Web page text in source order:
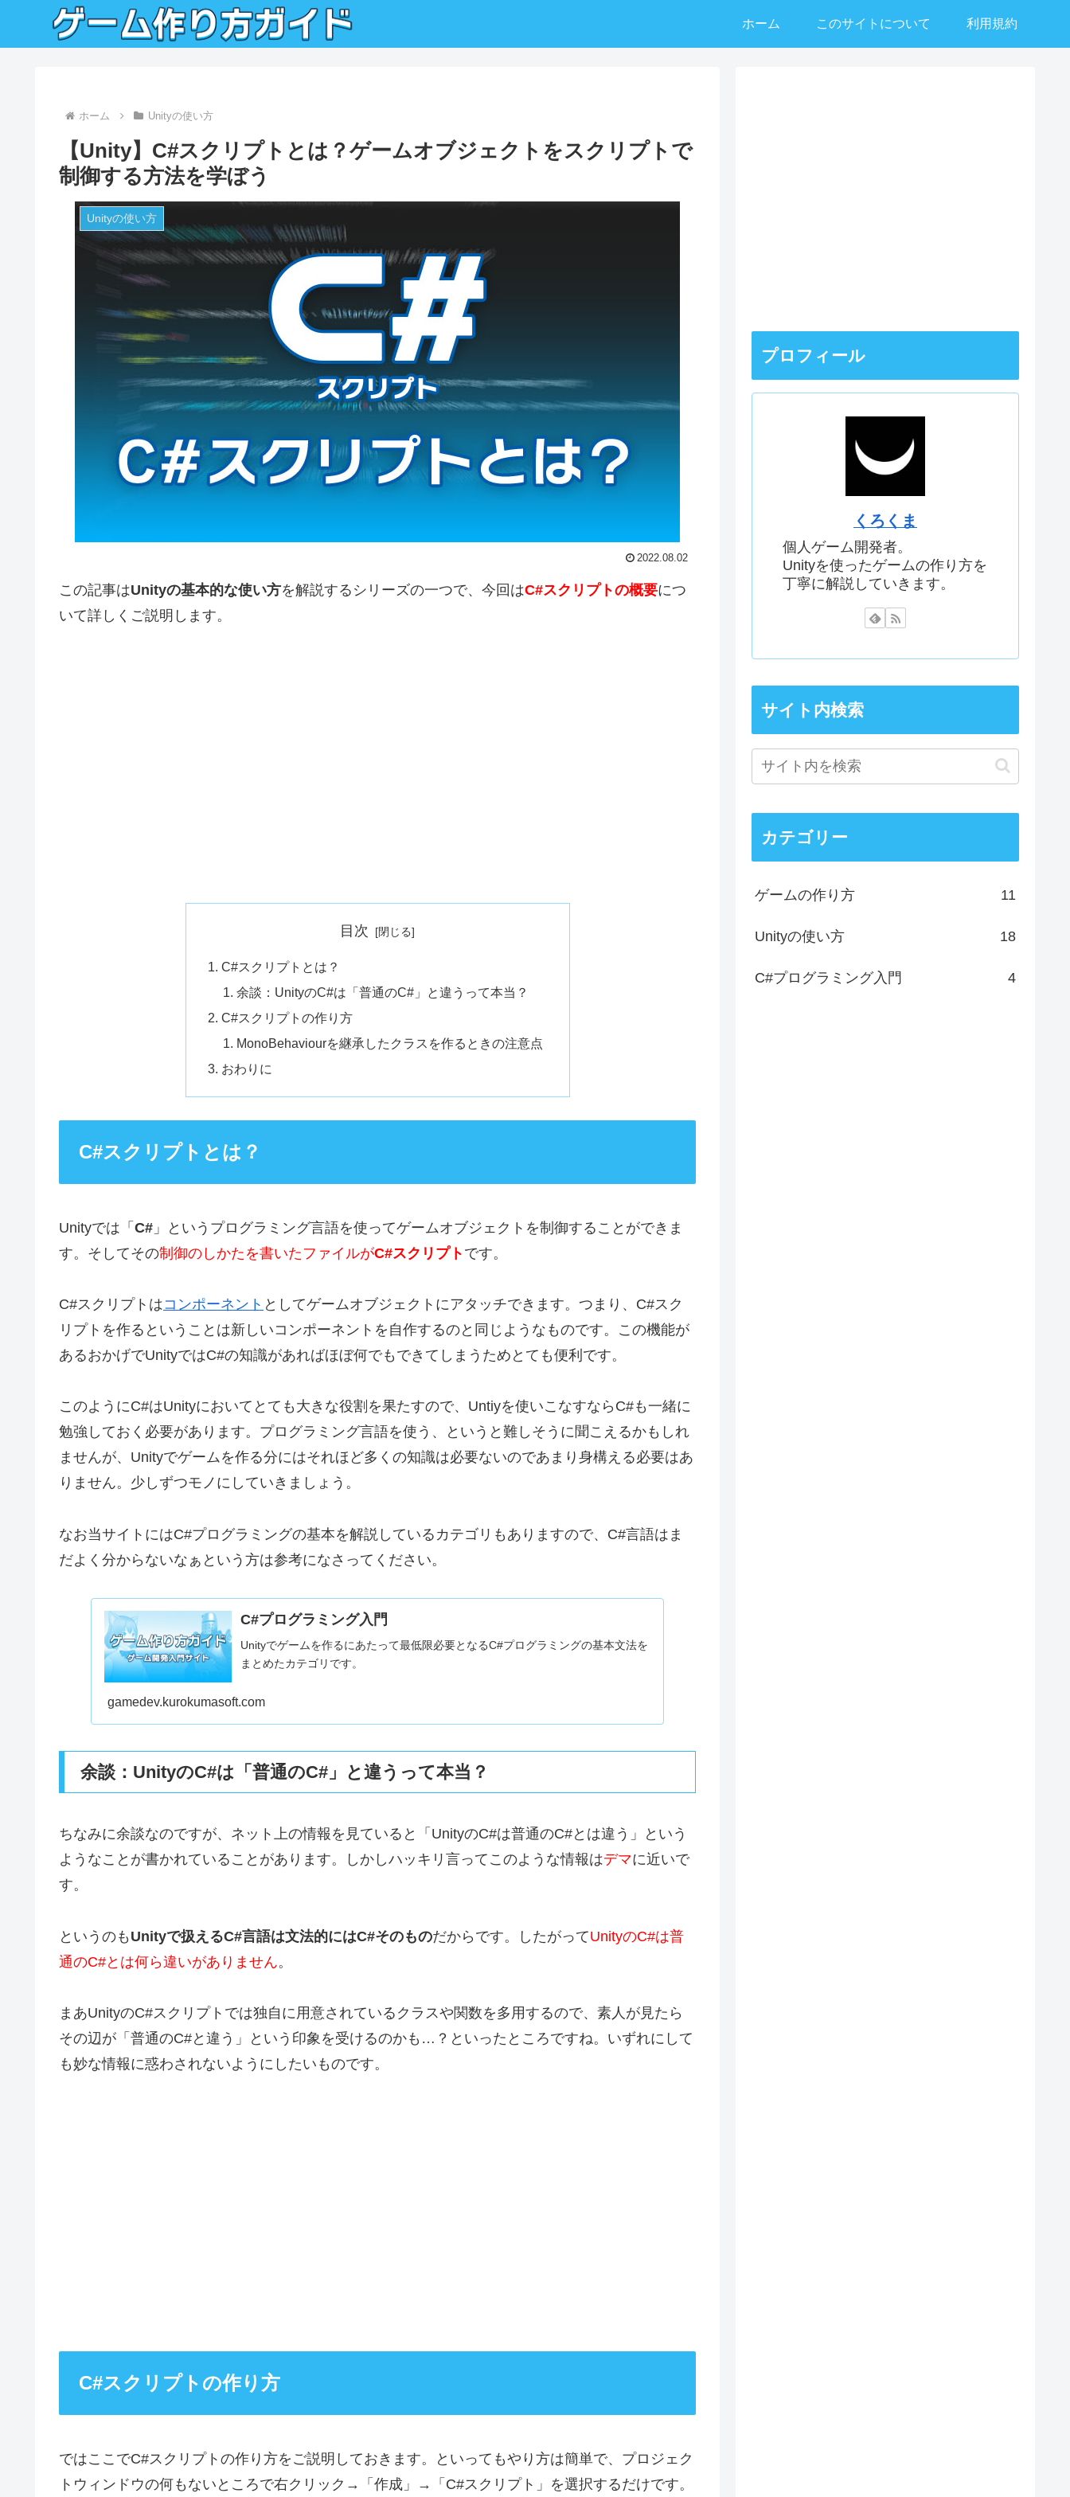
ホーム このサイトについて 利用規約
ホーム Unityの使い方
【Unity】C#スクリプトとは？ゲームオブジェクトをスクリプトで
制御する方法を学ぼう
Unityの使い方
2022.08.02
この記事はUnityの基本的な使い方を解説するシリーズの一つで、今回はC#スクリプトの概要につ
いて詳しくご説明します。
目次
C#スクリプトとは？
余談：UnityのC#は「普通のC#」と違うって本当？
C#スクリプトの作り方
MonoBehaviourを継承したクラスを作るときの注意点
おわりに
C#スクリプトとは？
Unityでは「 C# 」というプログラミング言語を使ってゲームオブジェクトを制御することができま
す。そしてその制御のしかたを書いたファイルがC#スクリプト です。
C#スクリプトはコンポーネント としてゲームオブジェクトにアタッチできます。つまり、C#スク
リプトを作るということは新しいコンポーネントを自作するのと同じようなものです。この機能が
あるおかげでUnityではC#の知識があればほぼ何でもできてしまうためとても便利です。
このようにC#はUnityにおいてとても大きな役割を果たすので、Untiyを使いこなすならC#も一緒に
勉強しておく必要があります。プログラミング言語を使う、というと難しそうに聞こえるかもしれ
ませんが、Unityでゲームを作る分にはそれほど多くの知識は必要ないのであまり身構える必要はあ
りません。少しずつモノにしていきましょう。
なお当サイトにはC#プログラミングの基本を解説しているカテゴリもありますので、C#言語はま
だよく分からないなぁという方は参考になさってください。
C#プログラミング入門
Unityでゲームを作るにあたって最低限必要となるC#プログラミングの基本文法を
まとめたカテゴリです。
gamedev.kurokumasoft.com
余談：UnityのC#は「普通のC#」と違うって本当？
ちなみに余談なのですが、ネット上の情報を見ていると「UnityのC#は普通のC#とは違う」という
ようなことが書かれていることがあります。しかしハッキリ言ってこのような情報はデマに近いで
す。
というのも Unityで扱えるC#言語は文法的にはC#そのものだからです。したがってUnityのC#は普
通のC#とは何ら違いがありません。
まあUnityのC#スクリプトでは独自に用意されているクラスや関数を多用するので、素人が見たら
その辺が「普通のC#と違う」という印象を受けるのかも…？といったところですね。いずれにして
も妙な情報に惑わされないようにしたいものです。
C#スクリプトの作り方
ではここでC#スクリプトの作り方をご説明しておきます。といってもやり方は簡単で、プロジェク
トウィンドウの何もないところで右クリック→「作成」→「C#スクリプト」を選択するだけです。
プロフィール
くろくま
個人ゲーム開発者。
Unityを使ったゲームの作り方を
丁寧に解説していきます。
サイト内検索
カテゴリー
ゲームの作り方 11
Unityの使い方 18
C#プログラミング入門 4